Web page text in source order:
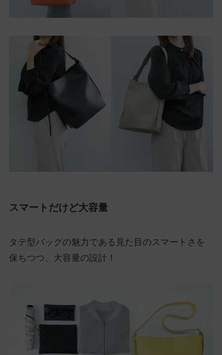
スマートだけど大容量
タテ型バッグの魅力である見た目のスマートさを
保ちつつ、大容量の設計！